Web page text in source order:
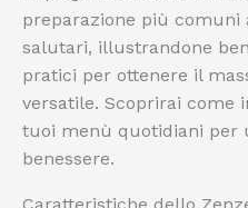
preparazione più
salutari, illustrandone
pratici per ottenere il
versatile. Scoprirai come
tuoi menù quotidiani per
benessere.